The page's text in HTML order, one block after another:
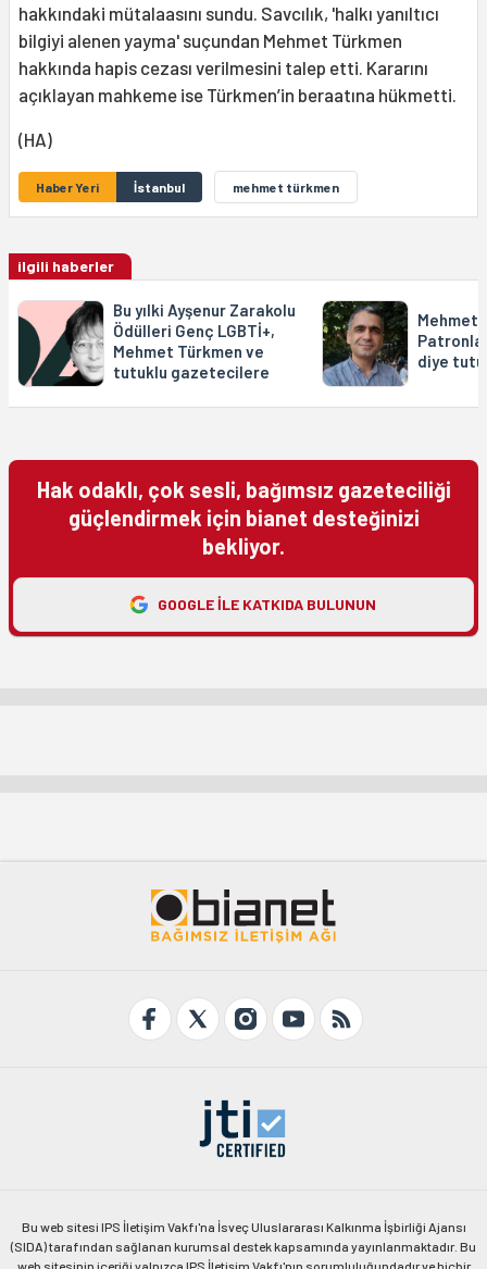
hakkındaki mütalaasını sundu. Savcılık, 'halkı yanıltıcı
bilgiyi alenen yayma' suçundan Mehmet Türkmen
hakkında hapis cezası verilmesini talep etti. Kararını
açıklayan mahkeme ise Türkmen’in beraatına hükmetti.
(HA)
Haber Yeri İstanbul mehmet türkmen
ilgili haberler
Bu yılki Ayşenur Zarakolu
Ödülleri Genç LGBTİ+,
Mehmet Türkmen ve
tutuklu gazetecilere
Mehmet
diye
Hak odaklı, çok sesli, bağımsız gazeteciliği
güçlendirmek için bianet desteğinizi
bekliyor.
GOOGLE ILE KATKIDA BULUNUN
Bu web sitesi IPS İletişim Vakfı'na İsveç Uluslararası Kalkınma İşbirliği Ajansı
(SIDA) tarafından sağlanan kurumsal destek kapsamında yayınlanmaktadır. Bu
web sitesinin içeriği yalnızca IPS İletişim Vakfı'nın sorumluluğundadır ve hiçbir